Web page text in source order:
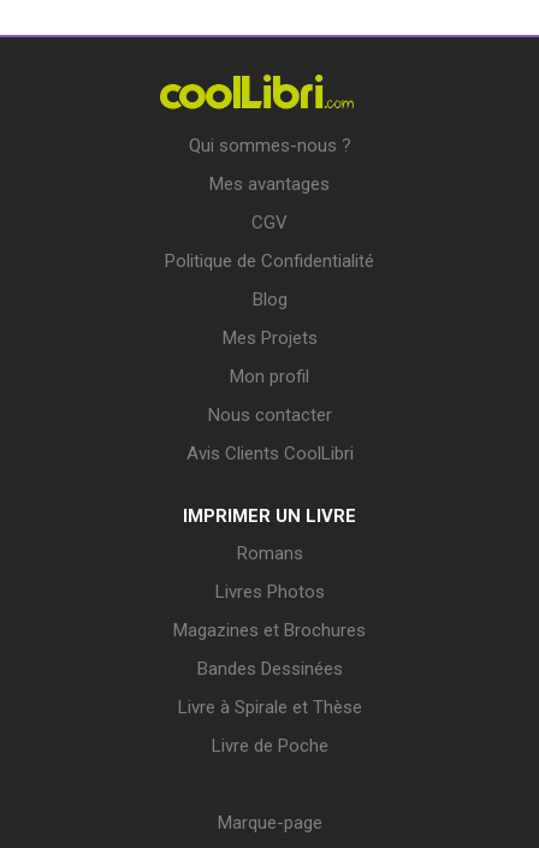
Qui sommes-nous ?
Mes avantages
CGV
Politique de Confidentialité
Blog
Mes Projets
Mon profil
Nous contacter
Avis Clients CoolLibri
IMPRIMER UN LIVRE
Romans
Livres Photos
Magazines et Brochures
Bandes Dessinées
Livre à Spirale et Thèse
Livre de Poche
Marque-page